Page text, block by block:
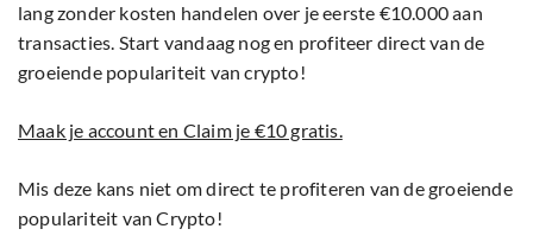
lang zonder kosten handelen over je eerste €10.000 aan
transacties. Start vandaag nog en profiteer direct van de
groeiende populariteit van crypto!
Maak je account en Claim je €10 gratis.
Mis deze kans niet om direct te profiteren van de groeiende
populariteit van Crypto!